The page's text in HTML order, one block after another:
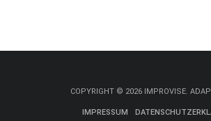
COPYRIGHT © 2026 IMPROVISE.
IMPRESSUM